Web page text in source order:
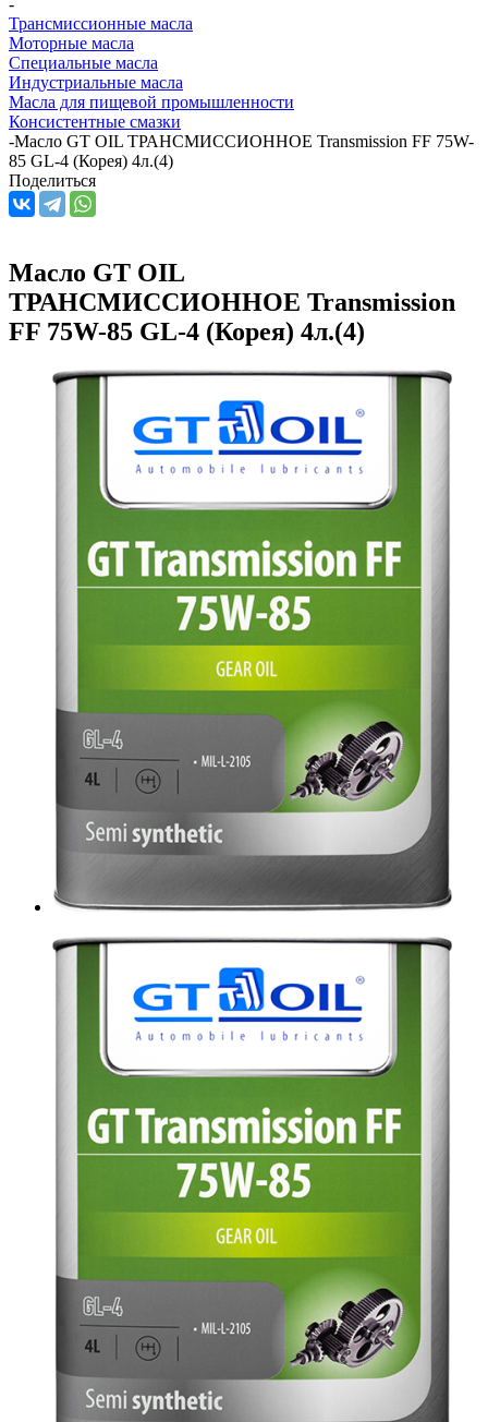
Трансмиссионные масла
Моторные масла
Специальные масла
Индустриальные масла
Масла для пищевой промышленности
Консистентные смазки
-Масло GT OIL ТРАНСМИССИОННОЕ Transmission FF 75W-
85 GL-4 (Корея) 4л.(4)
Поделиться
Масло GT OIL
ТРАНСМИССИОННОЕ Transmission
FF 75W-85 GL-4 (Корея) 4л.(4)